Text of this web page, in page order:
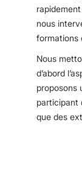
nous
formations
Nous
d’abord
proposons
participant
que des